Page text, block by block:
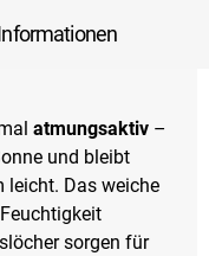
atmungsaktiv –
und bleibt
leicht. Das weiche
sorgen für